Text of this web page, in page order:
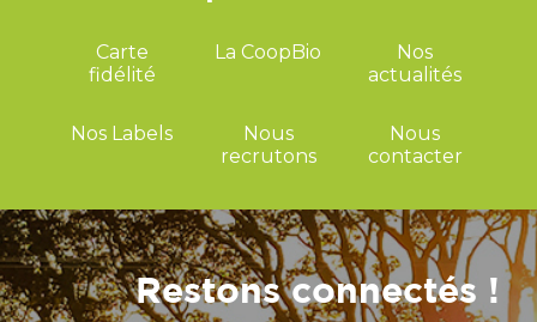
Restons connectés !
Carte
fidélité
La CoopBio
Nos
actualités
Nos Labels
Nous
recrutons
Nous
contacter